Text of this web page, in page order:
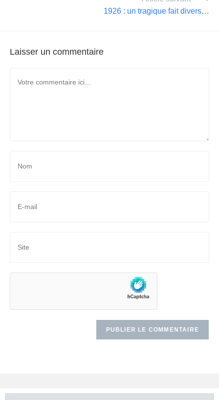
g
er
1926 : un tragique fait divers…
Laisser un commentaire